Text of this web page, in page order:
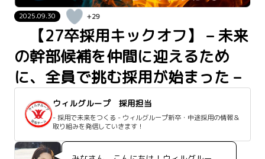
2025.09.30 +29
【27卒採用キックオフ】 – 未来
の幹部候補を仲間に迎えるため
に、全員で挑む採用が始まった –
ウィルグループ 採用担当
- 採用で未来をつくる - ウィルグループ新卒・中途採用の情報＆
取り組みを発信していきます！